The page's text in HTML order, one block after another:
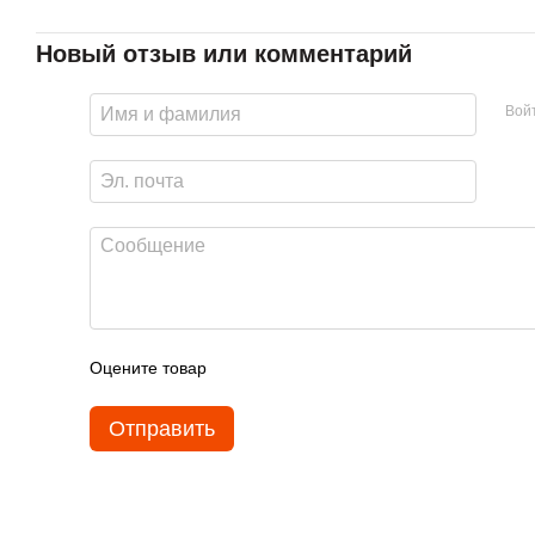
Новый отзыв или комментарий
Оцените товар
Отправить